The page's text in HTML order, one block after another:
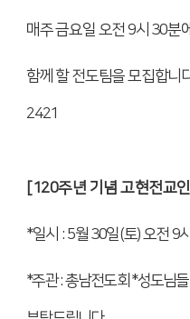
매주 금요일 오전 9시 30분
함께 할 전도팀을 모집합니
2421
[120주년 기념 고현전교
*일시 : 5월 30일(토)오전 9시
*주관:총남전도회 *성도님